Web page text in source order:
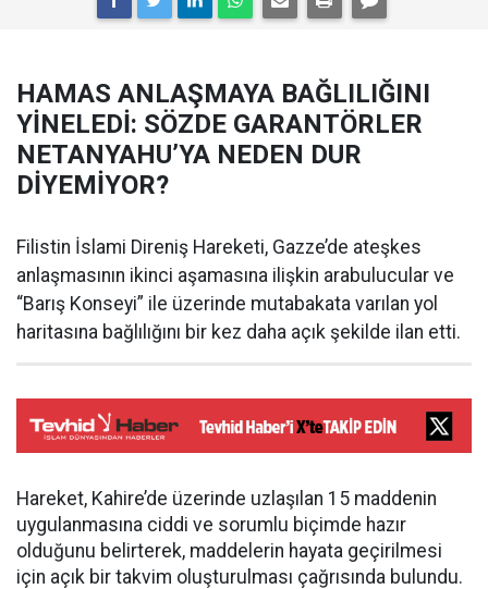
HAMAS ANLAŞMAYA BAĞLILIĞINI
YİNELEDİ: SÖZDE GARANTÖRLER
NETANYAHU’YA NEDEN DUR
DİYEMİYOR?
Filistin İslami Direniş Hareketi, Gazze’de ateşkes
anlaşmasının ikinci aşamasına ilişkin arabulucular ve
“Barış Konseyi” ile üzerinde mutabakata varılan yol
haritasına bağlılığını bir kez daha açık şekilde ilan etti.
Hareket, Kahire’de üzerinde uzlaşılan 15 maddenin
uygulanmasına ciddi ve sorumlu biçimde hazır
olduğunu belirterek, maddelerin hayata geçirilmesi
için açık bir takvim oluşturulması çağrısında bulundu.